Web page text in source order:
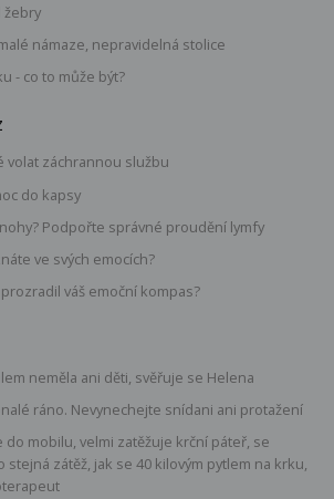
žebry
námaze, nepravidelná stolice
- co to může být?
volat záchrannou službu
do kapsy
Podpořte správné proudění lymfy
ve svých emocích?
váš emoční kompas?
neměla ani děti, svěřuje se Helena
ráno. Nevynechejte snídani ani protažení
do mobilu, velmi zatěžuje krční páteř, se
zátěž, jak se 40 kilovým pytlem na krku,